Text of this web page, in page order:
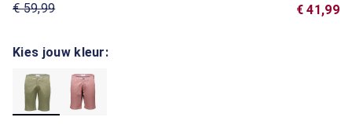
€ 59,99 € 41,99
Kies jouw kleur: